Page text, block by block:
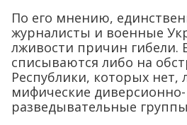
По его мнению,
журналисты и военные
лживости причин гибели.
списываются либо на
Республики, которых нет,
мифические диверсионно-
разведывательные